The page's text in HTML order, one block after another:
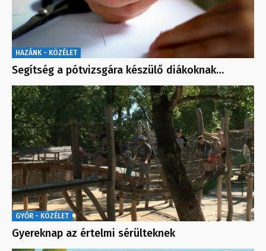
HAZÁNK - KÖZÉLET
Segítség a pótvizsgára készülő diákoknak…
GYŐR - KÖZÉLET
Gyereknap az értelmi sérülteknek